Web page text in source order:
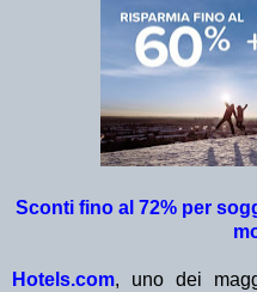
Sconti fino al 72% per
Hotels.com, uno dei